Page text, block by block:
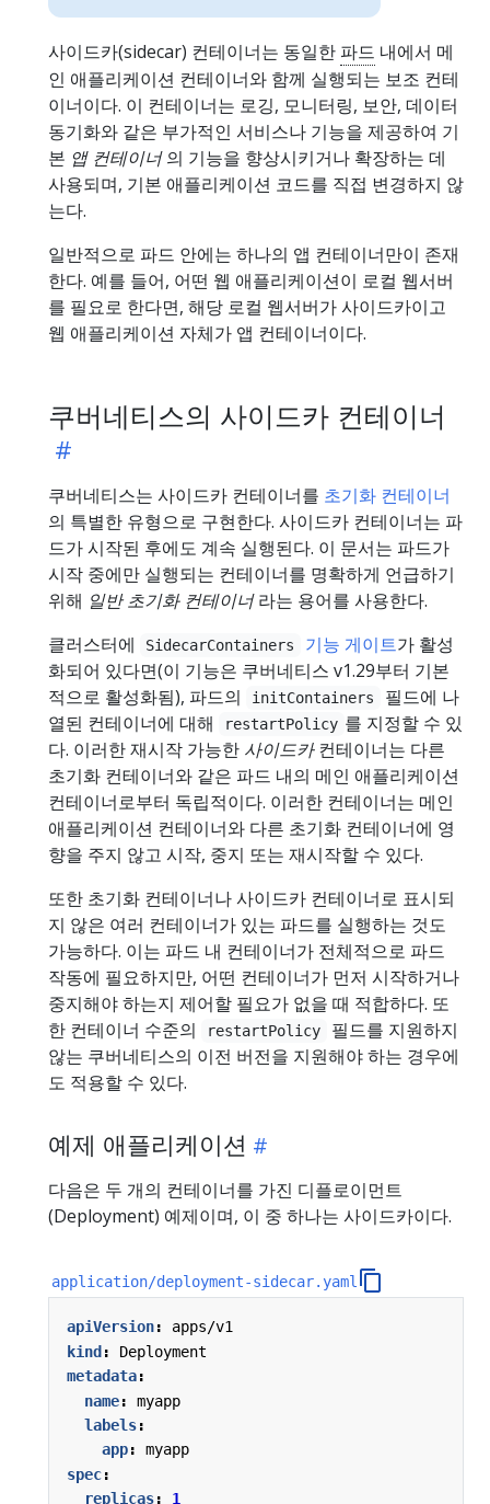
사이드카(sidecar) 컨테이너는 동일한 파드 내에서 메
인 애플리케이션 컨테이너와 함께 실행되는 보조 컨테
이너이다. 이 컨테이너는 로깅, 모니터링, 보안, 데이터
동기화와 같은 부가적인 서비스나 기능을 제공하여 기
본 앱 컨테이너의 기능을 향상시키거나 확장하는 데
사용되며, 기본 애플리케이션 코드를 직접 변경하지 않
는다.
일반적으로 파드 안에는 하나의 앱 컨테이너만이 존재
한다. 예를 들어, 어떤 웹 애플리케이션이 로컬 웹서버
를 필요로 한다면, 해당 로컬 웹서버가 사이드카이고
웹 애플리케이션 자체가 앱 컨테이너이다.
쿠버네티스의 사이드카 컨테이너
쿠버네티스는 사이드카 컨테이너를 초기화 컨테이너
의 특별한 유형으로 구현한다. 사이드카 컨테이너는 파
드가 시작된 후에도 계속 실행된다. 이 문서는 파드가
시작 중에만 실행되는 컨테이너를 명확하게 언급하기
위해 일반 초기화 컨테이너라는 용어를 사용한다.
클러스터에
SidecarContainers 기능 게이트가 활성
화되어 있다면(이 기능은 쿠버네티스 v1.29부터 기본
적으로 활성화됨), 파드의
initContainers
필드에 나
열된 컨테이너에 대해
restartPolicy 를 지정할 수 있
다. 이러한 재시작 가능한 사이드카컨테이너는 다른
초기화 컨테이너와 같은 파드 내의 메인 애플리케이션
컨테이너로부터 독립적이다. 이러한 컨테이너는 메인
애플리케이션 컨테이너와 다른 초기화 컨테이너에 영
향을 주지 않고 시작, 중지 또는 재시작할 수 있다.
또한 초기화 컨테이너나 사이드카 컨테이너로 표시되
지 않은 여러 컨테이너가 있는 파드를 실행하는 것도
가능하다. 이는 파드 내 컨테이너가 전체적으로 파드
작동에 필요하지만, 어떤 컨테이너가 먼저 시작하거나
중지해야 하는지 제어할 필요가 없을 때 적합하다. 또
한 컨테이너 수준의
restartPolicy
필드를 지원하지
않는 쿠버네티스의 이전 버전을 지원해야 하는 경우에
도 적용할 수 있다.
예제 애플리케이션
다음은 두 개의 컨테이너를 가진 디플로이먼트
(Deployment) 예제이며, 이 중 하나는 사이드카이다.
application/deployment-sidecar.yaml
apiVersion:
apps/v1
kind :
Deployment
metadata:
name:
myapp
labels:
app:
myapp
spec:
replicas: 1